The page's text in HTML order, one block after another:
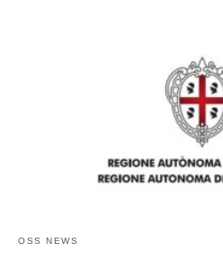
OSS NEWS